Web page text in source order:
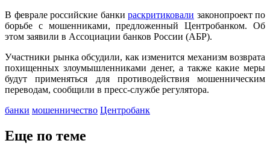
В феврале российские банки раскритиковали законопроект по
борьбе с мошенниками, предложенный Центробанком. Об
этом заявили в Ассоциации банков России (АБР).
Участники рынка обсудили, как изменится механизм возврата
похищенных злоумышленниками денег, а также какие меры
будут применяться для противодействия мошенническим
переводам, сообщили в пресс-службе регулятора.
банки мошенничество Центробанк
Еще по теме